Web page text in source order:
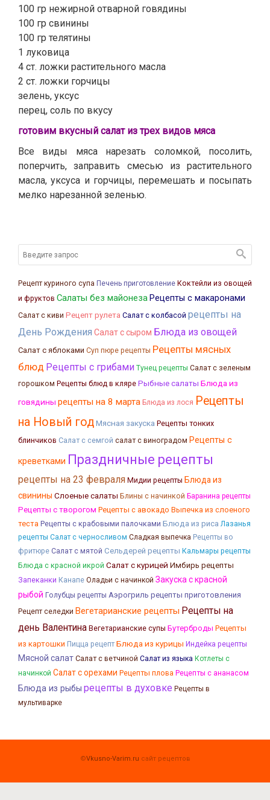
100 гр нежирной отварной говядины
100 гр свинины
100 гр телятины
1 луковица
4 ст. ложки растительного масла
2 ст. ложки горчицы
зелень, уксус
перец, соль по вкусу
готовим вкусный салат из трех видов мяса
Все виды мяса нарезать соломкой, посолить,
поперчить, заправить смесью из растительного
масла, уксуса и горчицы, перемешать и посыпать
мелко нарезанной зеленью.
Рецепт куриного супа Печень приготовление Коктейли из овощей
и фруктов Салаты без майонеза Рецепты с макаронами
Салат с киви Рецепт рулета Салат с колбасой рецепты на
День Рождения Салат с сыром Блюда из овощей
Салат с яблоками Суп пюре рецепты Рецепты мясных
блюд Рецепты с грибами Тунец рецепты Салат с зеленым
горошком Рецепты блюд в кляре Рыбные салаты Блюда из
говядины рецепты на 8 марта Блюда из лося Рецепты
на Новый годМясная закуска Рецепты тонких
блинчиков Салат с семгой салат с виноградом Рецепты с
креветками Праздничные рецепты
рецепты на 23 февраля Мидии рецепты Блюда из
свинины Слоеные салаты Блины с начинкой Баранина рецепты
Рецепты с творогом Рецепты с авокадо Выпечка из слоеного
теста Рецепты с крабовыми палочками Блюда из риса Лазанья
рецепты Салат с черносливом Сладкая выпечка Рецепты во
фритюре Салат с мятой Сельдерей рецепты Кальмары рецепты
Блюда с красной икрой Салат с курицей Имбирь рецепты
Запеканки Канапе Оладьи с начинкой Закуска с красной
рыбой Голубцы рецепты Аэрогриль рецепты приготовления
Рецепт селедки Вегетарианские рецепты Рецепты на
день Валентина Вегетарианские супы Бутерброды Рецепты
из картошки Пицца рецепт Блюда из курицы Индейка рецепты
Мясной салат Салат с ветчиной Салат из языка Котлеты с
начинкой Салат с орехами Рецепты плова Рецепты с ананасом
Блюда из рыбы рецепты в духовке Рецепты в
мультиварке
©Vkusno-Varim.ru сайт рецептов